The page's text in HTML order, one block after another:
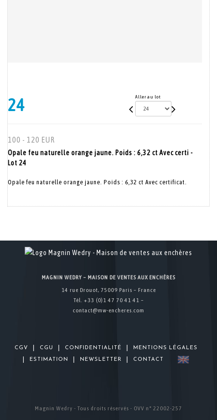
24 Aller au lot
100 - 120 EUR
Opale feu naturelle orange jaune. Poids : 6,32 ct Avec certi -
Lot 24
Opale feu naturelle orange jaune. Poids : 6,32 ct Avec certificat.
MAGNIN WEDRY – MAISON DE VENTES AUX ENCHÈRES
14 rue Drouot, 75009 Paris – France
Tél. +33 (0)1 47 70 41 41 –
contact@mw-encheres.com
CGV CGU CONFIDENTIALITÉ MENTIONS LÉGALES
ESTIMATION NEWSLETTER CONTACT
Magnin Wedry - Tous droits réservés - OVV n° 22002-257